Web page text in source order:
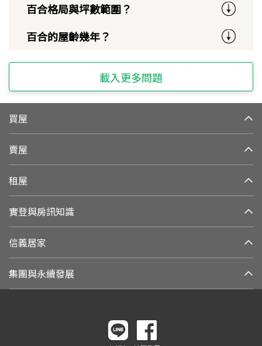
百合格局與坪數範圍？
百合的屋齡幾年？
載入更多問題
買屋
賣屋
租屋
實登與房訊知識
信義居家
集團與永續發展